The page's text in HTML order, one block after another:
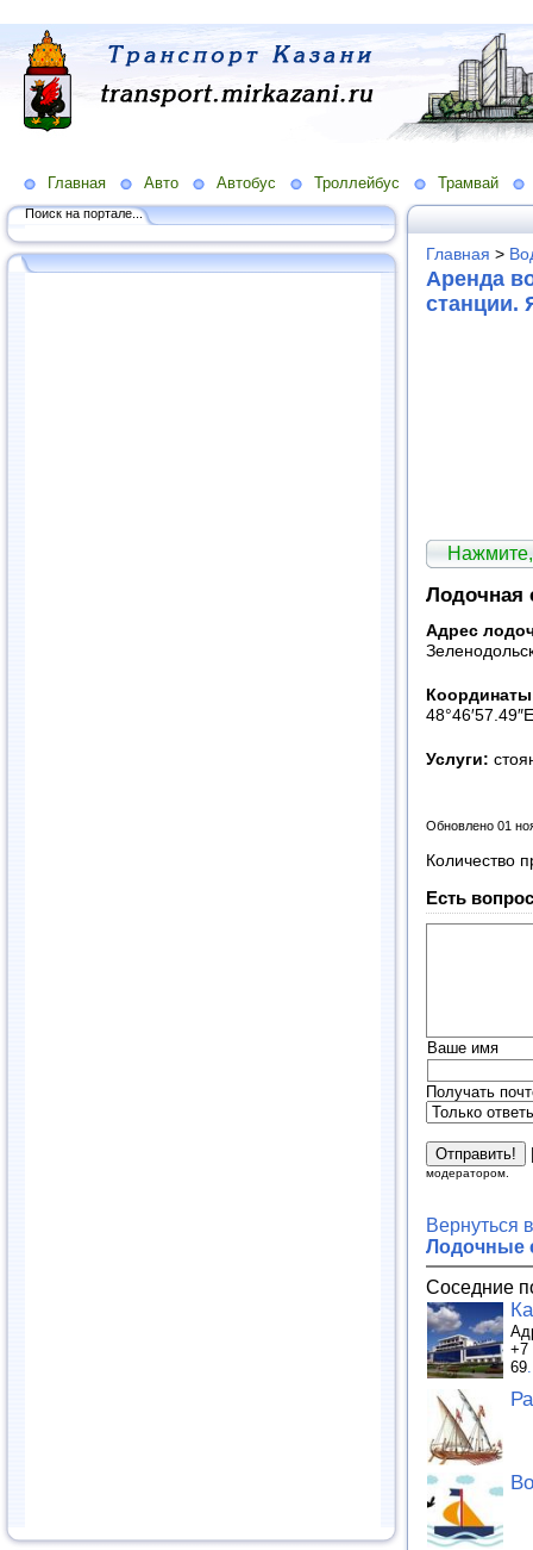
Главная Авто Автобус Троллейбус Трамвай
Поиск на портале...
Главная >
Аренда
станции.
Лодочная
Адрес
Услуги:
Обновлено 01
Количество
Есть
Ваше имя
Получать
модератором.
Вернуться
Лодочные
Соседние
+7
69